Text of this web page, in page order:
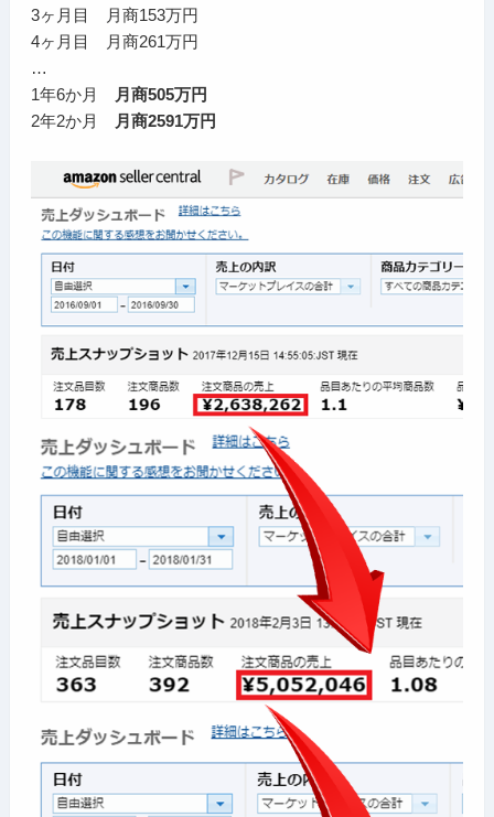
3ヶ月目 月商153万円
4ヶ月目 月商261万円
…
1年6か月
月商505万円
2年2か月
月商2591万円